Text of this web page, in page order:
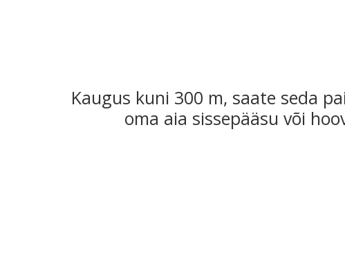
Kaugus kuni 300 m, saate seda
oma aia sissepääsu või